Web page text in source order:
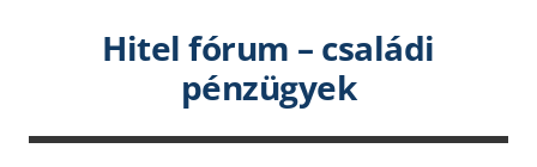
Hitel fórum – családi
pénzügyek